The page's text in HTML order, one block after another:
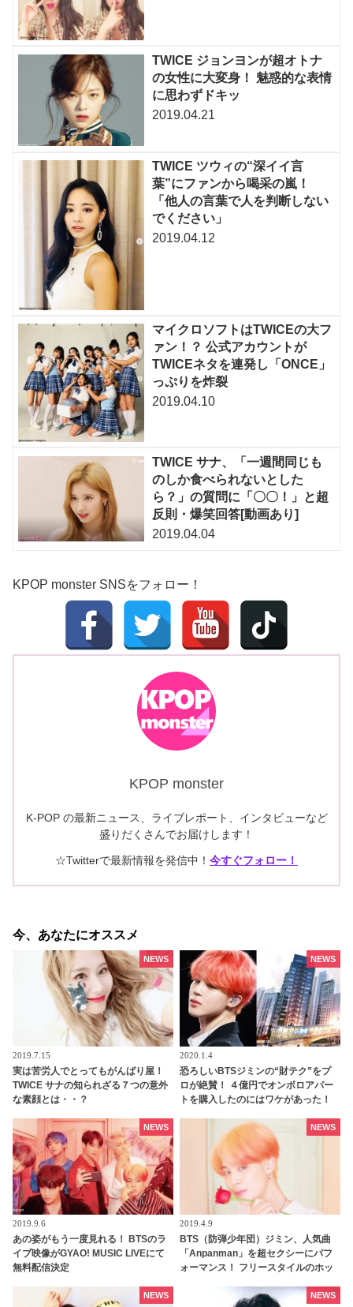
TWICE ジョンヨンが超オトナ
の女性に大変身！ 魅惑的な表情
に思わずドキッ
2019.04.21
TWICE ツウィの“深イイ言
葉”にファンから喝采の嵐！
「他人の言葉で人を判断しない
でください」
2019.04.12
マイクロソフトはTWICEの大フ
ァン！？ 公式アカウントが
TWICEネタを連発し「ONCE」
っぷりを炸裂
2019.04.10
TWICE サナ、「一週間同じも
のしか食べられないとした
ら？」の質問に「〇〇！」と超
反則・爆笑回答[動画あり]
2019.04.04
KPOP monster SNSをフォロー！
KPOP monster
K-POP の最新ニュース、ライブレポート、インタビューなど
盛りだくさんでお届けします！
☆Twitterで最新情報を発信中！ 今すぐフォロー！
今、あなたにオススメ
2019.7.15
実は苦労人でとってもがんばり屋！
TWICE サナの知られざる７つの意外
な素顔とは・・？
NEWS
2020.1.4
恐ろしいBTSジミンの“財テク”をプ
ロが絶賛！ ４億円でオンボロアパー
トを購入したのにはワケがあった！
地主になるってホント？
NEWS
2019.9.6
あの姿がもう一度見れる！ BTSのラ
イブ映像がGYAO! MUSIC LIVEにて
無料配信決定
NEWS
2019.4.9
BTS（防弾少年団）ジミン、人気曲
「Anpanman」を超セクシーにパフ
ォーマンス！ フリースタイルのホッ
NEWS
NEWS NEWS